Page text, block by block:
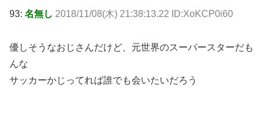
93: 名無し 2018/11/08(木) 21:38:13.22 ID:XoKCP0i60
優しそうなおじさんだけど、元世界のスーパースターだも
んな
サッカーかじってれば誰でも会いたいだろう